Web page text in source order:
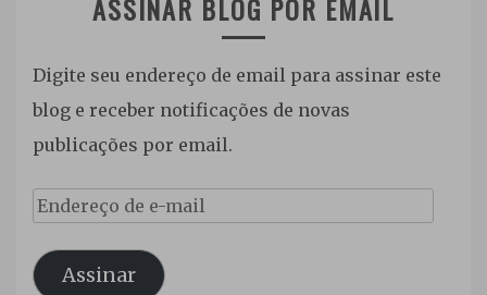
ASSINAR BLOG POR EMAIL
Digite seu endereço de email para assinar este
blog e receber notificações de novas
publicações por email.
Endereço
e-
Assinar